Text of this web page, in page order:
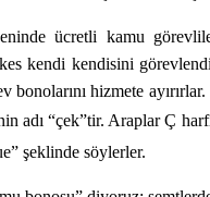
ücretli kamu
kendi kendisini
bonolarını hizmete
adı “çek”tir. Araplar Ç
şeklinde söylerler.